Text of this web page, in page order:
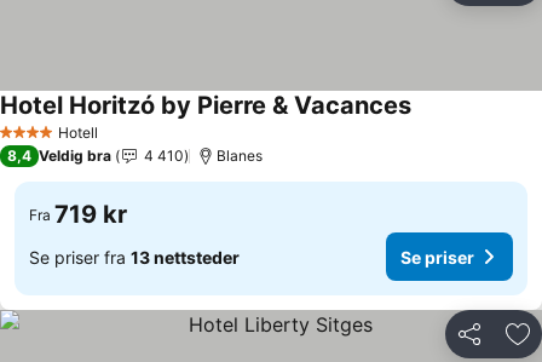
4 StjernerHotell
Hotel Horitzó by Pierre & Vacances
8,4 Veldig bra 4 410 Blanes
Fra 719 kr
Se priser fra 13 nettsteder Se priser
Del